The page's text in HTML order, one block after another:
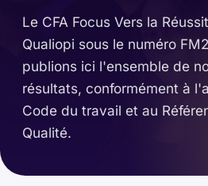
Le CFA Focus Vers la
Qualiopi sous le numéro
publions ici l'ensemble de
résultats, conformément à
Code du travail et au
Qualité.